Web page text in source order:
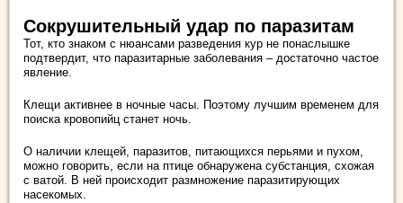
Сокрушительный удар по паразитам
Тот, кто знаком с нюансами разведения кур не понаслышке
подтвердит, что паразитарные заболевания – достаточно частое
явление.
Клещи активнее в ночные часы. Поэтому лучшим временем для
поиска кровопийц станет ночь.
О наличии клещей, паразитов, питающихся перьями и пухом,
можно говорить, если на птице обнаружена субстанция, схожая
с ватой. В ней происходит размножение паразитирующих
насекомых.